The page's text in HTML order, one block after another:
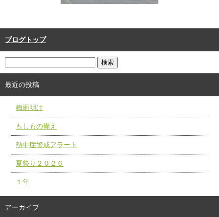
ブログトップ
最近の投稿
梅雨明け
もしもの備え
熱中症警戒アラート
夏祭り２０２６
１年
アーカイブ